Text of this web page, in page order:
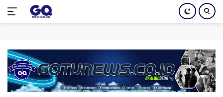
konten